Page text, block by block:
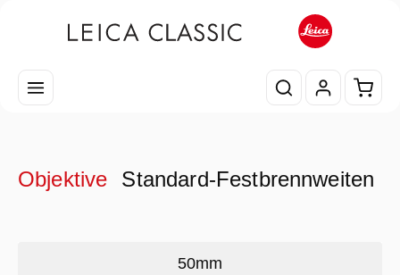
Objektive Standard-Festbrennweiten
50mm